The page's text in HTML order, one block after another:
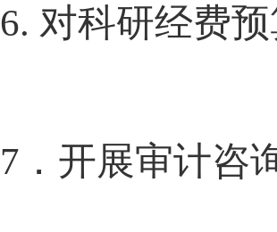
6. 对科研经费
7．开展审计咨